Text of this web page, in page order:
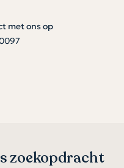
met ons op
zoekopdracht